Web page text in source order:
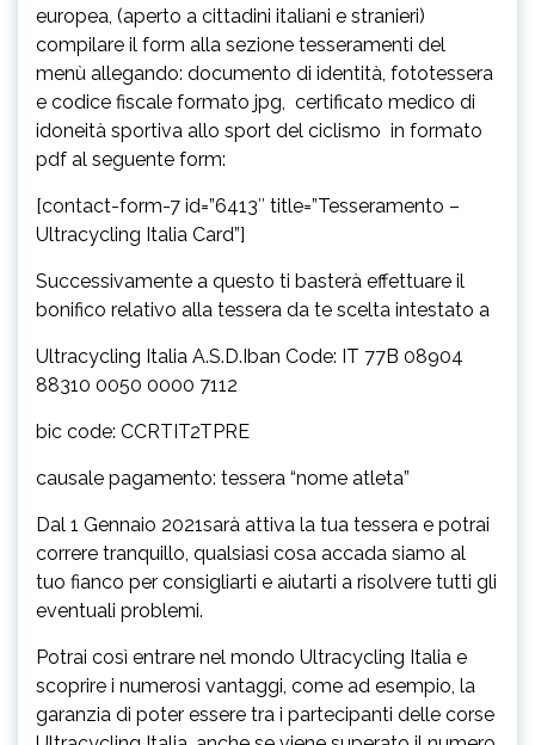
europea, (aperto a cittadini italiani e stranieri)
compilare il form alla sezione tesseramenti del
menù allegando: documento di identità, fototessera
e codice fiscale formato jpg, certificato medico di
idoneità sportiva allo sport del ciclismo in formato
pdf al seguente form:
[contact-form-7 id=”6413″ title=”Tesseramento –
Ultracycling Italia Card”]
Successivamente a questo ti basterà effettuare il
bonifico relativo alla tessera da te scelta intestato a
Ultracycling Italia A.S.D.Iban Code: IT 77B 08904
88310 0050 0000 7112
bic code: CCRTIT2TPRE
causale pagamento: tessera “nome atleta”
Dal 1 Gennaio 2021sarà attiva la tua tessera e potrai
correre tranquillo, qualsiasi cosa accada siamo al
tuo fianco per consigliarti e aiutarti a risolvere tutti gli
eventuali problemi.
Potrai così entrare nel mondo Ultracycling Italia e
scoprire i numerosi vantaggi, come ad esempio, la
garanzia di poter essere tra i partecipanti delle corse